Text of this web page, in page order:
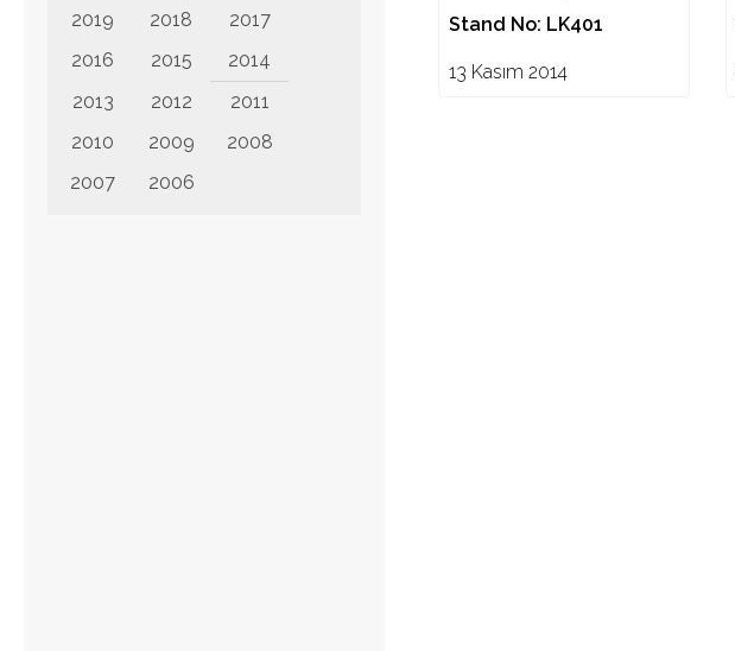
2019
2018
2017
2016
2015
2014
2013
2012
2011
2010
2009
2008
2007
2006
Stand No: LK401
13 Kasım 2014